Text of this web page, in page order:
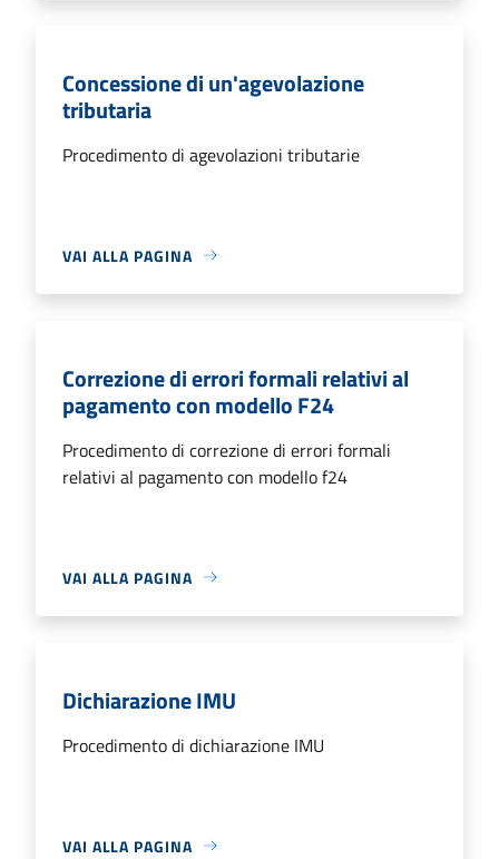
Concessione di un'agevolazione
tributaria
Procedimento di agevolazioni tributarie
VAI ALLA PAGINA
Correzione di errori formali relativi al
pagamento con modello F24
Procedimento di correzione di errori formali
relativi al pagamento con modello f24
VAI ALLA PAGINA
Dichiarazione IMU
Procedimento di dichiarazione IMU
VAI ALLA PAGINA